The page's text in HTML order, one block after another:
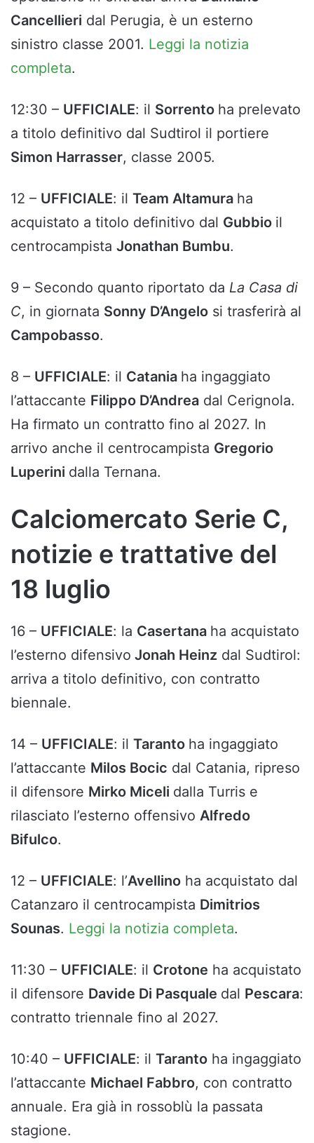
Cancellieri dal Perugia, è un esterno
sinistro classe 2001. Leggi la notizia
completa.
12:30 – UFFICIALE: il Sorrento ha prelevato
a titolo definitivo dal Sudtirol il portiere
Simon Harrasser, classe 2005.
12 – UFFICIALE: il Team Altamura ha
acquistato a titolo definitivo dal Gubbio il
centrocampista Jonathan Bumbu.
9 – Secondo quanto riportato da La Casa di
C, in giornata Sonny D’Angelo si trasferirà al
Campobasso.
8 – UFFICIALE: il Catania ha ingaggiato
l’attaccante Filippo D’Andrea dal Cerignola.
Ha firmato un contratto fino al 2027. In
arrivo anche il centrocampista Gregorio
Luperini dalla Ternana.
Calciomercato Serie C,
notizie e trattative del
18 luglio
16 – UFFICIALE: la Casertana ha acquistato
l’esterno difensivo Jonah Heinz dal Sudtirol:
arriva a titolo definitivo, con contratto
biennale.
14 – UFFICIALE: il Taranto ha ingaggiato
l’attaccante Milos Bocic dal Catania, ripreso
il difensore Mirko Miceli dalla Turris e
rilasciato l’esterno offensivo Alfredo
Bifulco.
12 – UFFICIALE: l’Avellino ha acquistato dal
Catanzaro il centrocampista Dimitrios
Sounas. Leggi la notizia completa.
11:30 – UFFICIALE: il Crotone ha acquistato
il difensore Davide Di Pasquale dal Pescara:
contratto triennale fino al 2027.
10:40 – UFFICIALE: il Taranto ha ingaggiato
l’attaccante Michael Fabbro, con contratto
annuale. Era già in rossoblù la passata
stagione.